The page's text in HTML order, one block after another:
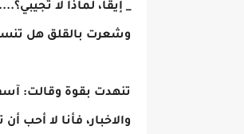
_ إيڤا، لماذا لا
وشعرت بالقلق هل
تنهدت بقوة وقالت:
والاخبار، فأنا لا أحب